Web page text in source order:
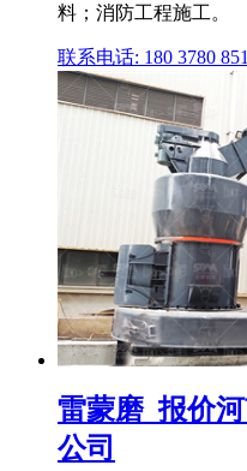
料；消防工程施工。
联系电话: 180 3780
雷蒙磨_报价
公司